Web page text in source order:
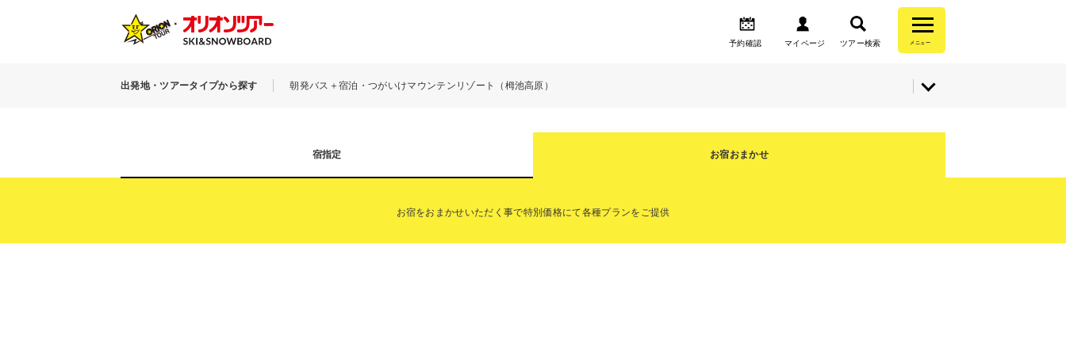
予約確認 マイページ ツアー検索 メニュー
出発地・ツアータイプから探す 朝発バス＋宿泊・つがいけマウンテンリゾート（栂池高原）
宿指定 お宿おまかせ
お宿をおまかせいただく事で特別価格にて各種プランをご提供